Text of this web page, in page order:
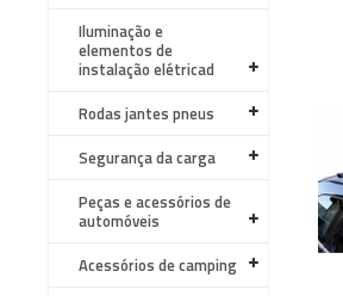
Iluminação e
elementos de
instalação elétricad
Rodas jantes pneus
Segurança da carga
Peças e acessórios de
automóveis
Acessórios de camping